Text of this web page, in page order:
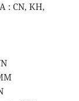
: CN, KH,